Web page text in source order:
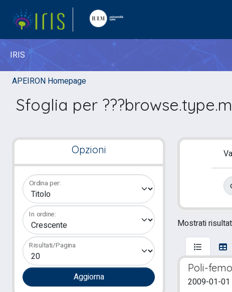
IRIS
APEIRON Homepage
Sfoglia per
Opzioni
Ordina per:
In ordine:
Risultati/Pagina
Mostrati
Poli-femo
2009-01-01